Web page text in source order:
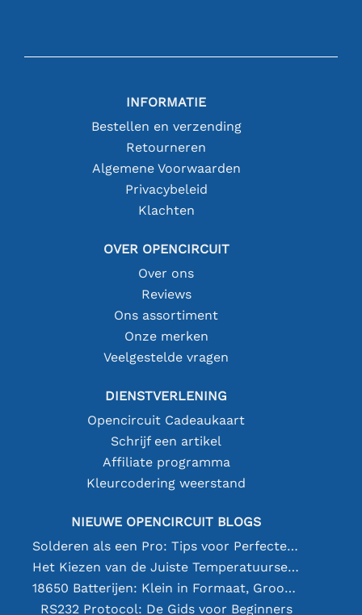
INFORMATIE
Bestellen en verzending
Retourneren
Algemene Voorwaarden
Privacybeleid
Klachten
OVER OPENCIRCUIT
Over ons
Reviews
Ons assortiment
Onze merken
Veelgestelde vragen
DIENSTVERLENING
Opencircuit Cadeaukaart
Schrijf een artikel
Affiliate programma
Kleurcodering weerstand
NIEUWE OPENCIRCUIT BLOGS
Solderen als een Pro: Tips voor Perfecte Elektronische Verbindingen
Het Kiezen van de Juiste Temperatuursensor [youtube]
18650 Batterijen: Klein in Formaat, Groot in Prestatie
RS232 Protocol: De Gids voor Beginners